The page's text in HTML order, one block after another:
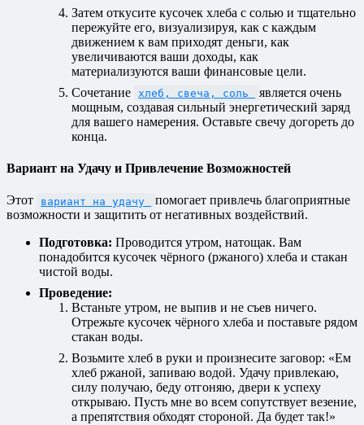
Затем откусите кусочек хлеба с солью и тщательно
пережуйте его, визуализируя, как с каждым
движением к вам приходят деньги, как
увеличиваются ваши доходы, как
материализуются ваши финансовые цели.
Сочетание
хлеб, свеча, соль
является очень
мощным, создавая сильный энергетический заряд
для вашего намерения. Оставьте свечу догореть до
конца.
Вариант на Удачу и Привлечение Возможностей
Этот вариант на удачу
помогает привлечь благоприятные
возможности и защитить от негативных воздействий.
Подготовка: Проводится утром, натощак. Вам
понадобится кусочек чёрного (ржаного) хлеба и стакан
чистой воды.
Проведение:
Встаньте утром, не выпив и не съев ничего.
Отрежьте кусочек чёрного хлеба и поставьте рядом
стакан воды.
Возьмите хлеб в руки и произнесите заговор: «Ем
хлеб ржаной, запиваю водой. Удачу привлекаю,
силу получаю, беду отгоняю, двери к успеху
открываю. Пусть мне во всем сопутствует везение,
а препятствия обходят стороной. Да будет так!»